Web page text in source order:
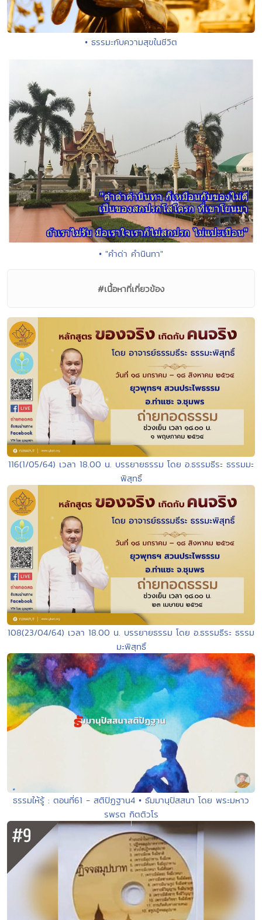
• ธรรมะกับความสุขในชีวิต
• "คำด่า คำนินทา"
#เนื้อหาที่เกี่ยวข้อง
116(1/05/64) เวลา 18.00 น. บรรยายธรรม โดย อ.ธรรมธีระ ธรรมมะ
พิสุทธิ์
108(23/04/64) เวลา 18.00 น. บรรยายธรรม โดย อ.ธรรมธีระ ธรรม
มะพิสุทธิ์
ธรรมให้รู้ : ตอนที่61 - สติปัฏฐาน4 • ธัมมานุปัสสนา โดย พระมหาว
รพรต กิตติวโร